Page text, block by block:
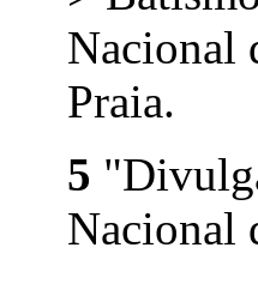
Nacional
Praia.
5
Nacional